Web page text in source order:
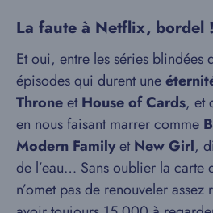
La faute à Netflix, bordel !
Et oui, entre les séries blindées
épisodes qui durent une
ThroneetHouse of Cards, et
en nous faisant marrer comme
Modern FamilyetNew Girl,
de l’eau… Sans oublier la carte
n’omet pas de renouveler